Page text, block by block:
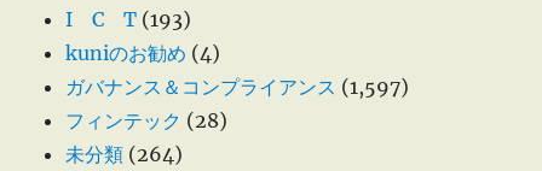
I C T (193)
kuniのお勧め (4)
ガバナンス＆コンプライアンス (1,597)
フィンテック (28)
未分類 (264)